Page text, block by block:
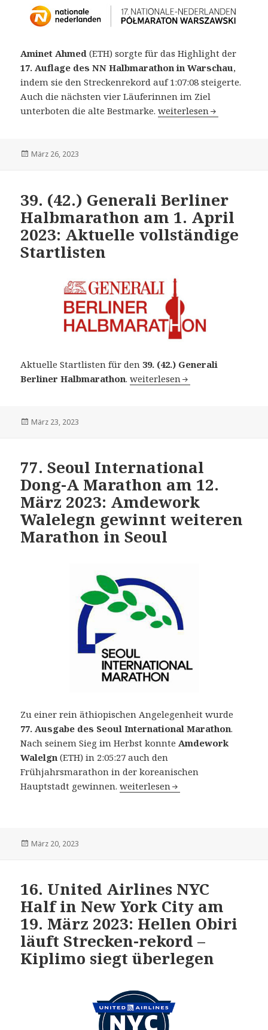
Aminet Ahmed (ETH) sorgte für das Highlight der
17. Auflage des NN Halbmarathon in Warschau,
indem sie den Streckenrekord auf 1:07:08 steigerte.
Auch die nächsten vier Läuferinnen im Ziel
unterboten die alte Bestmarke.17. NN Warschau
weiterlesen
Veröffentlicht
März 26, 2023
39. (42.) Generali Berliner
Halbmarathon am 1. April
2023: Aktuelle vollständige
Startlisten
Aktuelle Startlisten für den 39. (42.) Generali
Berliner Halbmarathon.39. (42.) Generali Berliner
weiterlesen
Veröffentlicht
März 23, 2023
77. Seoul International
Dong-A Marathon am 12.
März 2023: Amdework
Walelegn gewinnt weiteren
Marathon in Seoul
Zu einer rein äthiopischen Angelegenheit wurde
77. Ausgabe des Seoul International Marathon.
Nach seinem Sieg im Herbst konnte Amdework
Walelgn (ETH) in 2:05:27 auch den
Frühjahrsmarathon in der koreanischen
Hauptstadt gewinnen.77. Seoul International Dong-A
weiterlesen
Veröffentlicht
März 20, 2023
16. United Airlines NYC
Half in New York City am
19. März 2023: Hellen Obiri
läuft Strecken-rekord –
Kiplimo siegt überlegen